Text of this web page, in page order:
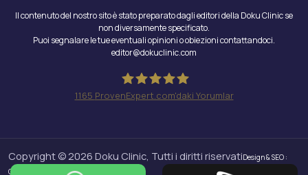
Il contenuto del nostro sito è stato preparato dagli editori della Doku Clinic se
non diversamente specificato.
Puoi segnalare le tue eventuali opinioni o obiezioni contattandoci.
editor@dokuclinic.com
1165 ProvenExpert.com'daki Yorumlar
Copyright © 2026 Doku Clinic, Tutti i diritti riservatiDesign & SEO :
Crabs Media